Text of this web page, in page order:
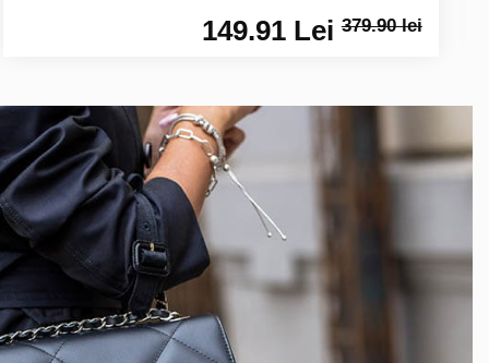
149.91 Lei379.90 lei